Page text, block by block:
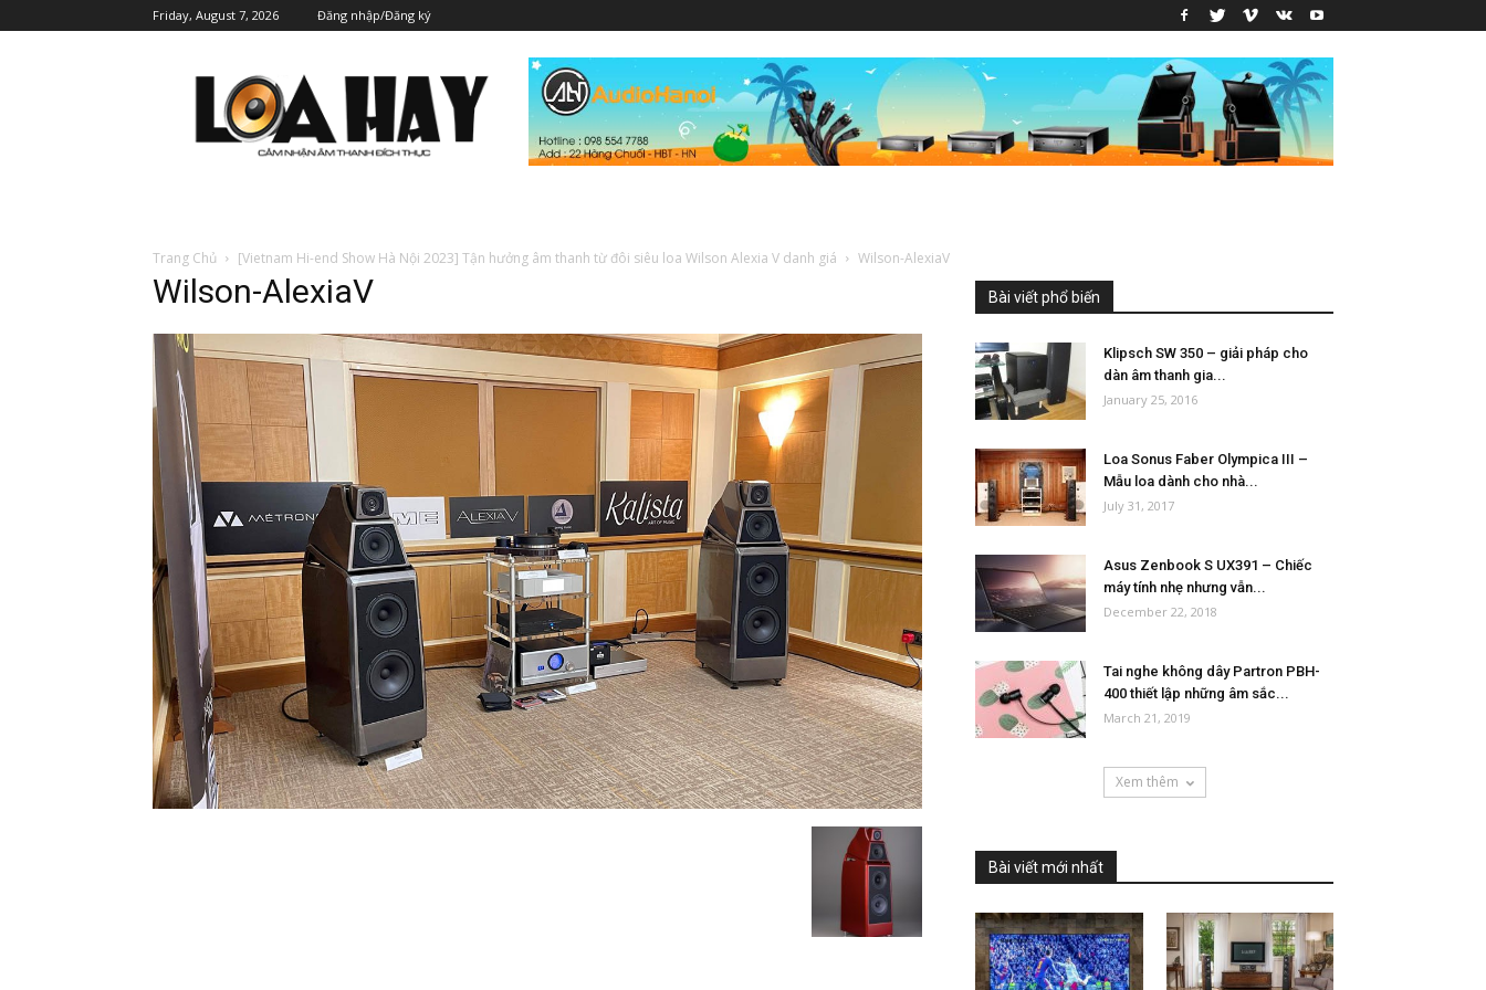
Friday, August 7, 2026 Đăng nhập/Đăng ký
Trang Chủ [Vietnam Hi-end Show Hà Nội 2023] Tận hưởng âm thanh từ đôi siêu loa Wilson Alexia V danh giá Wilson-AlexiaV
Wilson-AlexiaV Bài viết phổ biến
Klipsch SW 350 – giải pháp cho
dàn âm thanh gia...
January 25, 2016
Loa Sonus Faber Olympica III –
Mẫu loa dành cho nhà...
July 31, 2017
Asus Zenbook S UX391 – Chiếc
máy tính nhẹ nhưng vẫn...
December 22, 2018
Tai nghe không dây Partron PBH-
400 thiết lập những âm sắc...
March 21, 2019
Xem thêm
Bài viết mới nhất